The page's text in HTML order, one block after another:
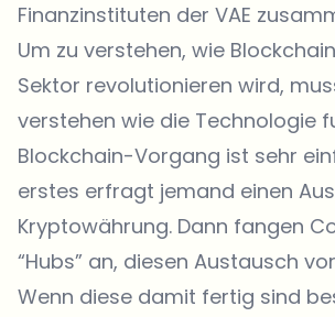
Finanzinstituten der VAE
Um zu verstehen, wie
Sektor revolutionieren wird,
verstehen wie die Technologie
Blockchain-Vorgang ist sehr
erstes erfragt jemand einen
Kryptowährung. Dann fangen
“Hubs” an, diesen Austausch
Wenn diese damit fertig sind